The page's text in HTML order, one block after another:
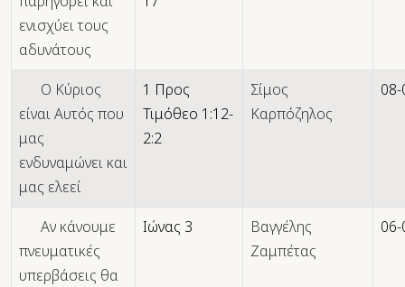
ενισχύει τους
αδυνάτους
Ο Κύριος
είναι Αυτός που
μας
ενδυναμώνει και
μας ελεεί
1 Προς
Τιμόθεο 1:12-
2:2
Σίμος
Καρπόζηλος
Αν κάνουμε
πνευματικές
υπερβάσεις θα
Ιώνας 3
Βαγγέλης
Ζαμπέτας